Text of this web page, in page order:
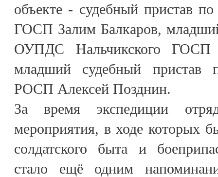
объекте - судебный пристав
ГОСП Залим Балкаров,
ОУПДС Нальчикского
младший судебный
РОСП Алексей Позднин.
За время экспедиции
мероприятия, в ходе которых
солдатского быта и
стало ещё одним